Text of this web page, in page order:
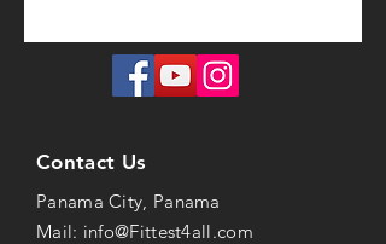
Contact Us
Panama City, Panama
Mail: info@Fittest4all.com